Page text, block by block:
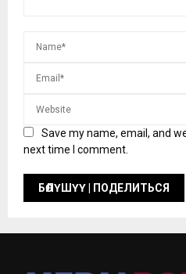
Save my name, email, and
next time I comment.